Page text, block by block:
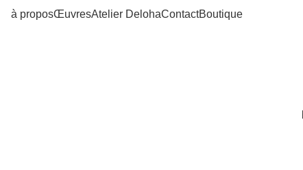
à proposŒuvresAtelier DelohaContactBoutique